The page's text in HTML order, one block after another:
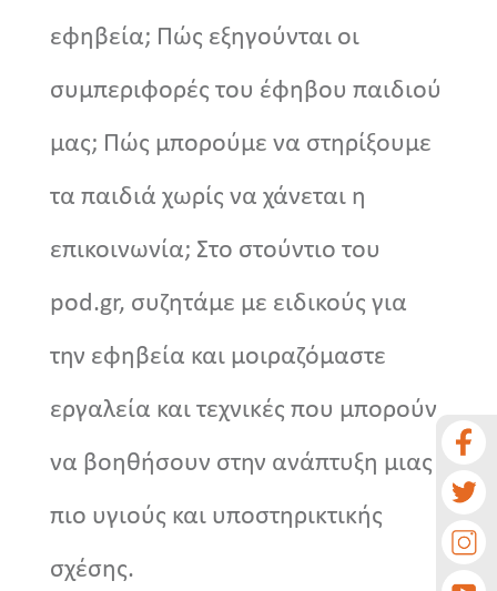
εφηβεία; Πώς εξηγούνται οι
συμπεριφορές του έφηβου παιδιού
μας; Πώς μπορούμε να στηρίξουμε
τα παιδιά χωρίς να χάνεται η
επικοινωνία; Στο στούντιο του
pod.gr, συζητάμε με ειδικούς για
την εφηβεία και μοιραζόμαστε
εργαλεία και τεχνικές που μπορούν
να βοηθήσουν στην ανάπτυξη μιας
πιο υγιούς και υποστηρικτικής
σχέσης.